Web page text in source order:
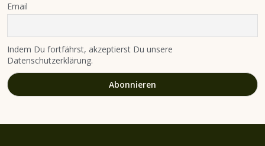
Email
Indem Du fortfährst, akzeptierst Du unsere
Datenschutzerklärung.